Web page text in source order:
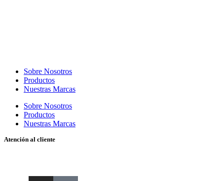
Sobre Nosotros
Productos
Nuestras Marcas
Sobre Nosotros
Productos
Nuestras Marcas
Atención al cliente